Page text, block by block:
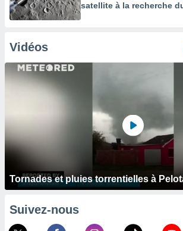
satellite à la recherche
Vidéos
Tornades et pluies torrentielles à
Suivez-nous